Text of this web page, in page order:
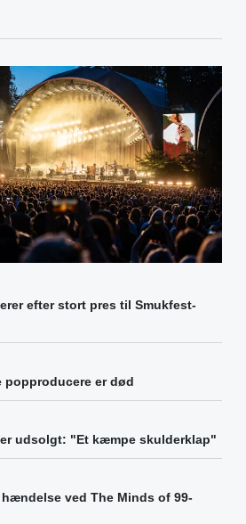
efter stort pres til Smukfest-
popproducere er død
udsolgt: "Et kæmpe skulderklap"
ved The Minds of 99-